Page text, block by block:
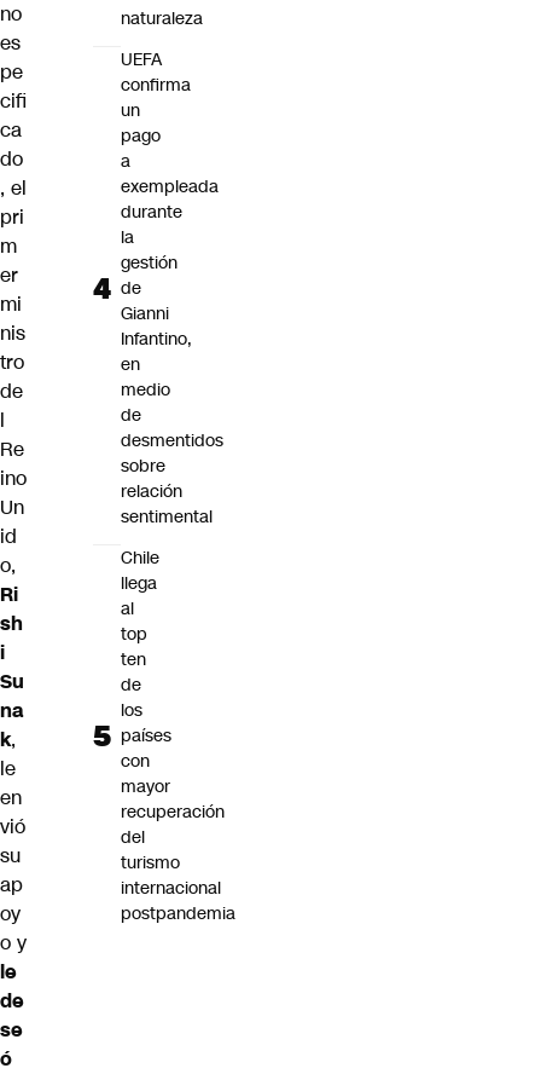
no
es
pe
cifi
ca
do
, el
pri
m
er
mi
nis
tro
de
l
Re
ino
Un
id
o,
Ri
sh
i
Su
na
k,
le
en
vió
su
ap
oy
o y
le
de
se
ó
naturaleza
UEFA
confirma
un
pago
a
exempleada
durante
la
gestión
de
Gianni
Infantino,
en
medio
de
desmentidos
sobre
relación
sentimental
Chile
llega
al
top
ten
de
los
países
con
mayor
recuperación
del
turismo
internacional
postpandemia